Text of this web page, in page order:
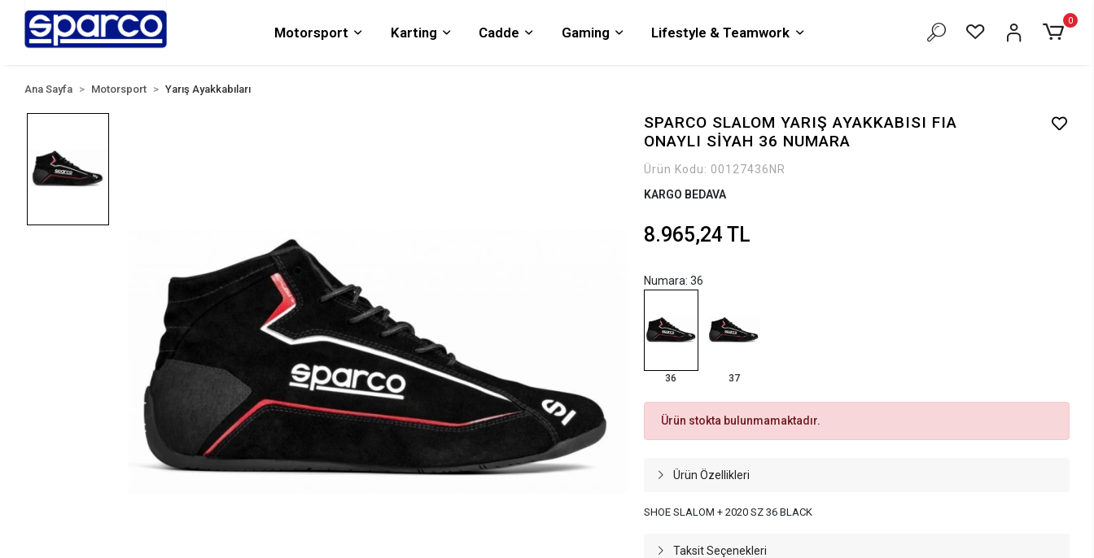
Motorsport Karting Cadde Gaming Lifestyle & Teamwork
0
Ana Sayfa Motorsport Yarış Ayakkabıları
SPARCO SLALOM YARIŞ AYAKKABISI FIA
ONAYLI SİYAH 36 NUMARA
Ürün Kodu: 00127436NR
KARGO BEDAVA
8.965,24 TL
Numara: 36
36 37
Ürün stokta bulunmamaktadır.
Ürün Özellikleri
SHOE SLALOM + 2020 SZ 36 BLACK
Taksit Seçenekleri